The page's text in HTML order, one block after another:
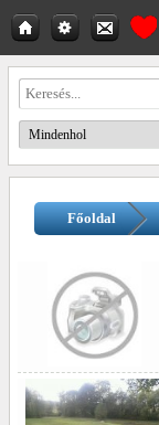
Főoldal